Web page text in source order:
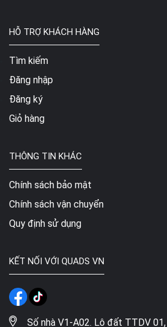
HỖ TRỢ KHÁCH HÀNG
Tìm kiếm
Đăng nhập
Đăng ký
Giỏ hàng
THÔNG TIN KHÁC
Chính sách bảo mật
Chính sách vận chuyển
Quy định sử dụng
KẾT NỐI VỚI QUADS VN
Số nhà V1-A02. Lô đất TTDV